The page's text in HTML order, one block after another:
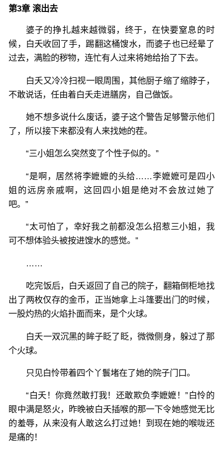
第3章 滚出去
婆子的挣扎越来越微弱，终于，在快要窒息的时
候，白夭收回了手，踢翻这桶馊水，而婆子也已经晕了
过去，满脸的秽物，连忙有人过来将她给抬了下去。
白夭又冷冷扫视一眼周围，其他厨子缩了缩脖子，
不敢说话，任由着白夭走进膳房，自己做饭。
她不想多说什么废话，婆子这个警告足够警示他们
了，所以接下来都没有人来找她的茬。
“三小姐怎么突然变了个性子似的。”
“是啊，居然将李嬷嬷的头给……李嬷嬷可是四小
姐的远房亲戚啊，这回四小姐是绝对不会放过她了
吧。”
“太可怕了，幸好我之前都没怎么招惹三小姐，我
可不想体验头被按进馊水的感觉。”
……
吃完饭后，白夭返回了自己的院子，翻箱倒柜地找
出了两枚仅存的金币，正当她拿上斗篷要出门的时候，
一股灼热的火焰扑面而来，是个火球。
白夭一双沉黑的眸子眨了眨，微微侧身，躲过了那
个火球。
只见白怜带着四个丫鬟堵在了她的院子门口。
“白夭！你竟然敢打我！还敢欺负李嬷嬷！”白怜的
眼中满是怒火，昨晚被白夭插喉的那一下令她感觉无比
的羞辱，从来没有人敢这么打过她！到现在她的喉咙还
是痛的！